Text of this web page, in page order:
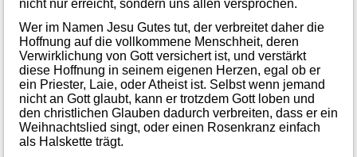
nicht nur erreicht, sondern uns allen versprochen.
Wer im Namen Jesu Gutes tut, der verbreitet daher die
Hoffnung auf die vollkommene Menschheit, deren
Verwirklichung von Gott versichert ist, und verstärkt
diese Hoffnung in seinem eigenen Herzen, egal ob er
ein Priester, Laie, oder Atheist ist. Selbst wenn jemand
nicht an Gott glaubt, kann er trotzdem Gott loben und
den christlichen Glauben dadurch verbreiten, dass er ein
Weihnachtslied singt, oder einen Rosenkranz einfach
als Halskette trägt.